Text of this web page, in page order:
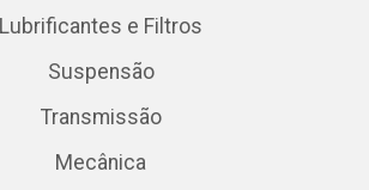
Lubrificantes e Filtros
Suspensão
Transmissão
Mecânica